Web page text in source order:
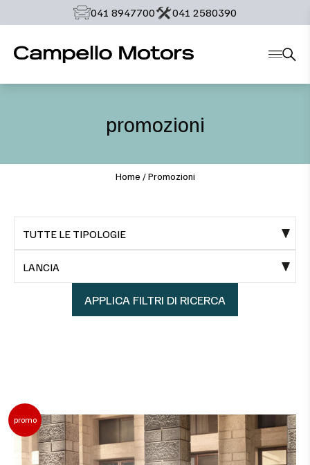
‭041 8947700‬ ‭041 2580390‬
promozioni
Home /Promozioni
TUTTE LE TIPOLOGIE
LANCIA
APPLICA FILTRI DI RICERCA
promo